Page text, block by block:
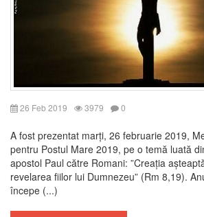
26 Feb 2019 3979 0
A fost prezentat marți, 26 februarie 2019,
pentru Postul Mare 2019, pe o temă luată
apostol Paul către Romani: ”Creația
revelarea fiilor lui Dumnezeu” (Rm 8,19).
începe (...)